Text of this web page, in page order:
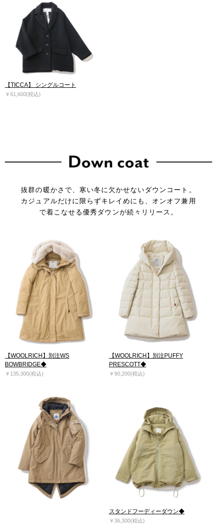
【TICCA】 シングルコート
￥61,600(税込)
抜群の暖かさで、寒い冬に欠かせないダウンコート。
カジュアルだけに限らずキレイめにも、オンオフ兼用
で着こなせる優秀ダウンが続々リリース。
【WOOLRICH】別注WS
BOWBRIDGE◆
￥135,300(税込)
【WOOLRICH】別注PUFFY
PRESCOTT◆
￥90,200(税込)
スタンドフーディーダウン◆
￥36,300(税込)